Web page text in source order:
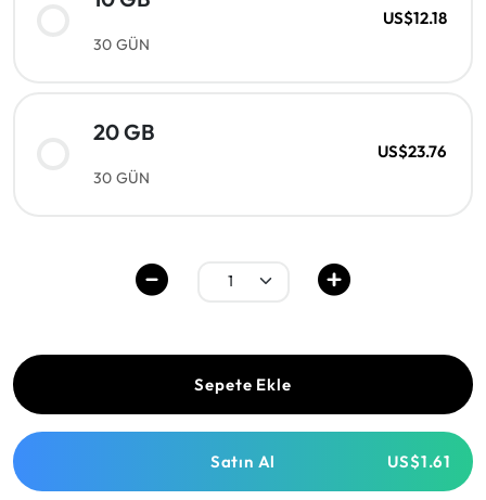
30 GÜN
US$12.18
20 GB
30 GÜN
US$23.76
Sepete Ekle
Satın Al US$1.61